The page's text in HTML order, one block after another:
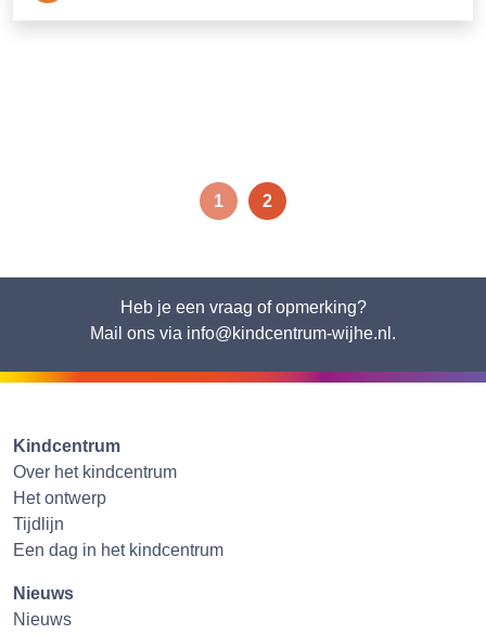
1 2
Heb je een vraag of opmerking?
Mail ons via info@kindcentrum-wijhe.nl.
Kindcentrum
Over het kindcentrum
Het ontwerp
Tijdlijn
Een dag in het kindcentrum
Nieuws
Nieuws